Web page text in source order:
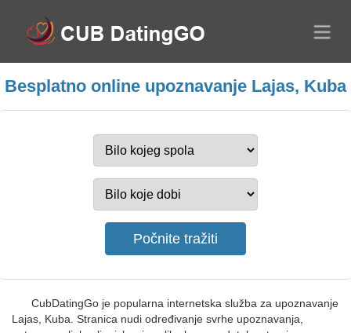
Besplatno online upoznavanje Lajas, Kuba
CubDatingGo je popularna internetska služba za upoznavanje
Lajas, Kuba. Stranica nudi određivanje svrhe upoznavanja,